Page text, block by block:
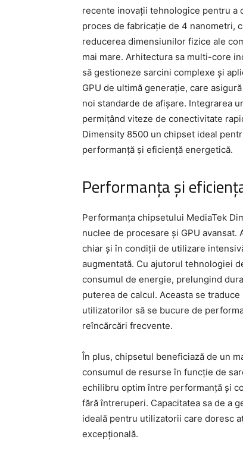
recente inovații tehnologice pentru
proces de fabricație de 4 nanometri,
reducerea dimensiunilor fizice ale
mai mare. Arhitectura sa multi-core
să gestioneze sarcini complexe și
GPU de ultimă generație, care
noi standarde de afișare. Integrarea
permițând viteze de conectivitate
Dimensity 8500 un chipset ideal
performanță și eficiență energetică.
Performanța și
Performanța chipsetului MediaTek
nuclee de procesare și GPU
chiar și în condiții de utilizare
augmentată. Cu ajutorul tehnologiei
consumul de energie, prelungind
puterea de calcul. Aceasta se
utilizatorilor să se bucure de
reîncărcări frecvente.
În plus, chipsetul beneficiază de un
consumul de resurse în funcție de
echilibru optim între performanță și
fără întreruperi. Capacitatea sa de a
ideală pentru utilizatorii care doresc
excepțională.